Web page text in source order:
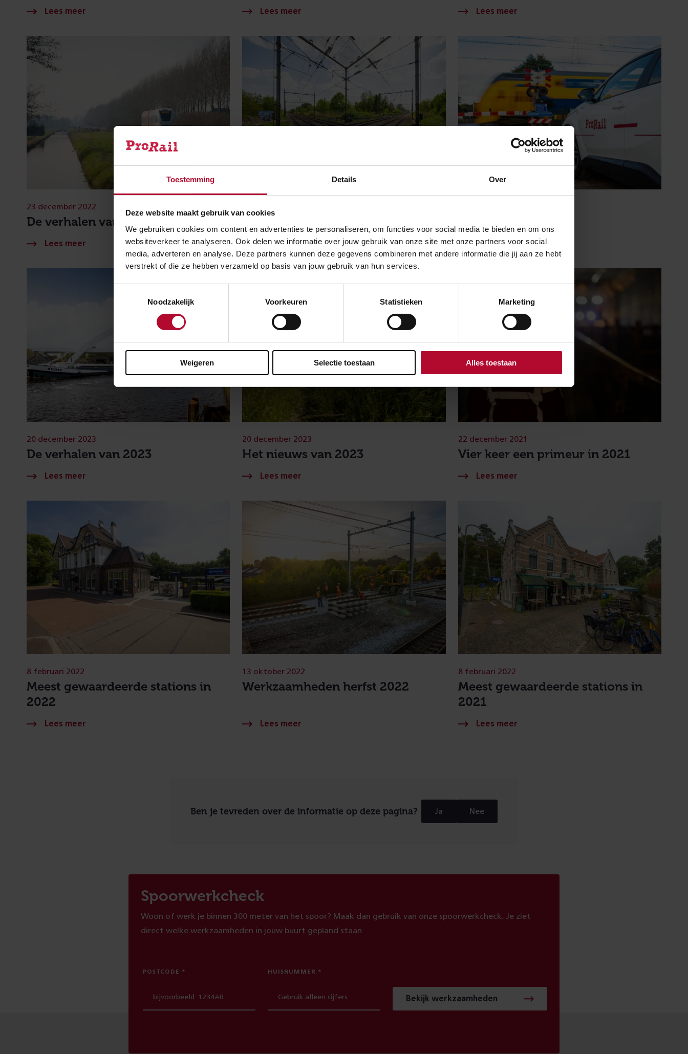
Toestemming Details Over
Deze website maakt gebruik van cookies
We gebruiken cookies om content en advertenties te personaliseren, om functies voor social media te bieden en om ons
websiteverkeer te analyseren. Ook delen we informatie over jouw gebruik van onze site met onze partners voor social
media, adverteren en analyse. Deze partners kunnen deze gegevens combineren met andere informatie die jij aan ze hebt
verstrekt of die ze hebben verzameld op basis van jouw gebruik van hun services.
Noodzakelijk
Voorkeuren Statistieken Marketing
Weigeren Selectie toestaan Alles toestaan
De verhalen van 2022
23 december 2022
De verhalen van 2023
20 december 2023
Het nieuws van 2023
20 december 2023
Vier keer een primeur in 2021
22 december 2021
Meest gewaardeerde stations in
2022
8 februari 2022
Werkzaamheden herfst 2022
13 oktober 2022
Meest gewaardeerde stations in
2021
8 februari 2022
Ben je tevreden over de informatie op deze pagina? Ja Nee
Spoorwerkcheck
Woon of werk je binnen 300 meter van het spoor? Maak dan gebruik van onze spoorwerkcheck. Je ziet
direct welke werkzaamheden in jouw buurt gepland staan.
POSTCODE HUISNUMMER
Bekijk werkzaamheden